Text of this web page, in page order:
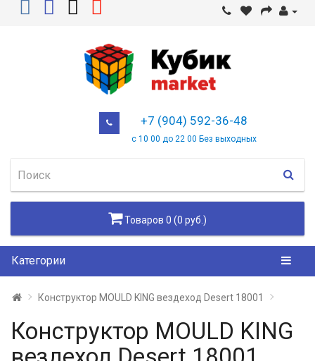
+7 (904) 592-36-48
с 10 00 до 22 00 Без выходных
Товаров 0 (0 руб.)
Категории
Конструктор MOULD KING вездеход Desert 18001
Конструктор MOULD KING